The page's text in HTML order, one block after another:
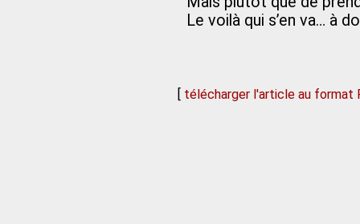
Le voilà qui s’en va… à
[ télécharger l'article au format